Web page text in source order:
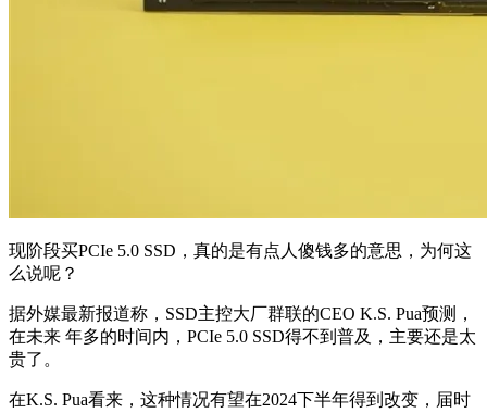
现阶段买PCIe 5.0 SSD，真的是有点人傻钱多的意思，为何这
么说呢？
据外媒最新报道称，SSD主控大厂群联的CEO K.S. Pua预测，
在未来 年多的时间内，PCIe 5.0 SSD得不到普及，主要还是太
贵了。
在K.S. Pua看来，这种情况有望在2024下半年得到改变，届时